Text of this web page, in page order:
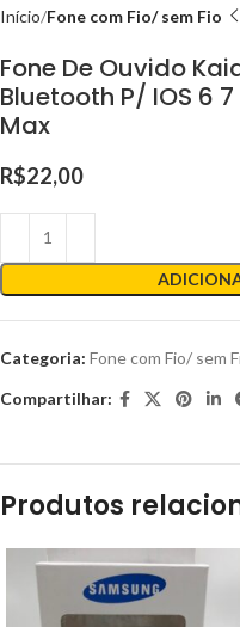
Início Fone com Fio/ sem Fio
Fone De Ouvido
Bluetooth P/ IOS 6 7
Max
R$22,00
Categoria: Fone com Fio/ sem
Compartilhar:
Produtos